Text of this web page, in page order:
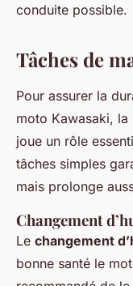
conduite possible.
Tâches de
Pour assurer la
moto Kawasaki, la
joue un rôle
tâches simples
mais prolonge
Changement
Le changement
bonne santé le